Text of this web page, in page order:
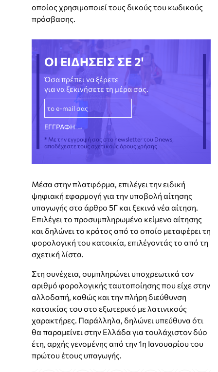
οποίος χρησιμοποιεί τους δικούς του κωδικούς
πρόσβασης.
ΟΙ ΕΙΔΗΣΕΙΣ ΣΕ 2'
Όσα πρέπει να ξέρετε
για να ξεκινήσετε τη μέρα σας.
* Με την εγγραφή σας στο newsletter του Dnews,
αποδέχεστε τους σχετικούς όρους χρήσης
Μέσα στην πλατφόρμα, επιλέγει την ειδική
ψηφιακή εφαρμογή για την υποβολή αίτησης
υπαγωγής στο άρθρο 5Γ και ξεκινά νέα αίτηση.
Επιλέγει το προσυμπληρωμένο κείμενο αίτησης
και δηλώνει το κράτος από το οποίο μεταφέρει τη
φορολογική του κατοικία, επιλέγοντάς το από τη
σχετική λίστα.
Στη συνέχεια, συμπληρώνει υποχρεωτικά τον
αριθμό φορολογικής ταυτοποίησης που είχε στην
αλλοδαπή, καθώς και την πλήρη διεύθυνση
κατοικίας του στο εξωτερικό με λατινικούς
χαρακτήρες. Παράλληλα, δηλώνει υπεύθυνα ότι
θα παραμείνει στην Ελλάδα για τουλάχιστον δύο
έτη, αρχής γενομένης από την 1η Ιανουαρίου του
πρώτου έτους υπαγωγής.